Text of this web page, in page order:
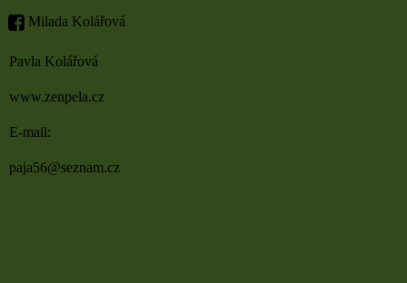
Milada Kolářová
Pavla Kolářová
www.zenpela.cz
E-mail:
paja56@seznam.cz